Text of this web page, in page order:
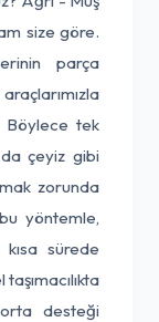
size göre.
parça
Böylece tek
çeyiz gibi
zorunda
yöntemle,
kısa sürede
desteği